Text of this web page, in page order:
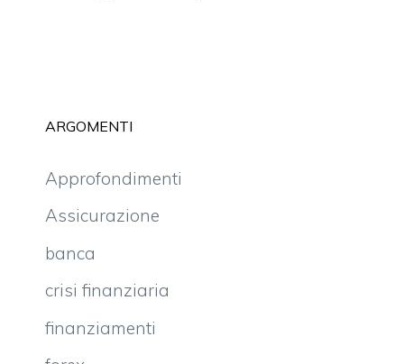
ARGOMENTI
Approfondimenti
Assicurazione
banca
crisi finanziaria
finanziamenti